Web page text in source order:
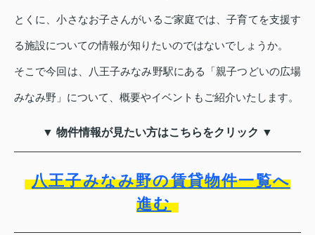
とくに、小さなお子さんがいるご家庭では、子育てを支援す
る施設についての情報が知りたいのではないでしょうか。
そこで今回は、八王子みなみ野駅にある「親子つどいの広場
みなみ野」について、概要やイベントもご紹介いたします。
▼ 物件情報が見たい方はこちらをクリック ▼
八王子みなみ野の賃貸物件一覧へ
進む